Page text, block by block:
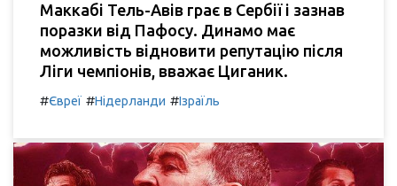
Маккабі Тель-Авів грає в Сербії і зазнав
поразки від Пафосу. Динамо має
можливість відновити репутацію після
Ліги чемпіонів, вважає Циганик.
#Євреї #Нідерланди #Ізраїль